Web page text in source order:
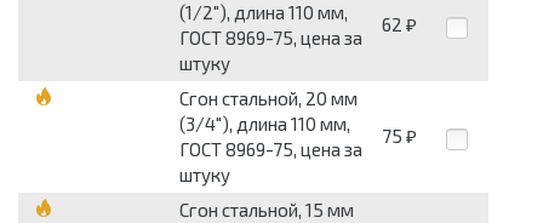
(1/2"), длина 110 мм,
ГОСТ 8969-75, цена за
штуку
62 ₽
Сгон стальной, 20 мм
(3/4"), длина 110 мм,
ГОСТ 8969-75, цена за
штуку
75 ₽
Сгон стальной, 15 мм